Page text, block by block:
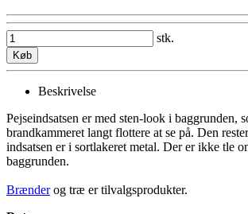
stk.
Køb
Beskrivelse
Pejseindsatsen er med sten-look i baggrunden,
brandkammeret langt flottere at se på. Den
indsatsen er i sortlakeret metal. Der er ikke tle
baggrunden.
Brænderog træ er tilvalgsprodukter.